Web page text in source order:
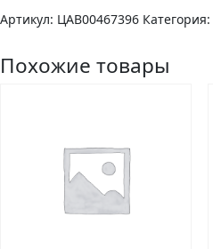
Артикул: ЦAB00467396 Категория:
Похожие товары